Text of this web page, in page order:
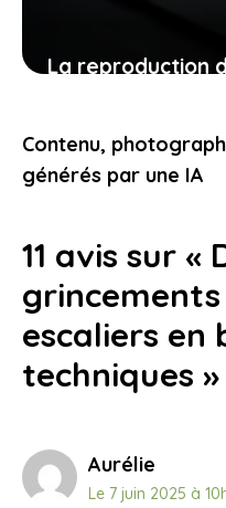
La reproduction
des enjeux de
21 juillet 2025
Contenu,
générés par une IA
11 avis sur «
escaliers en
techniques »
Aurélie
Le 7 juin 2025 à